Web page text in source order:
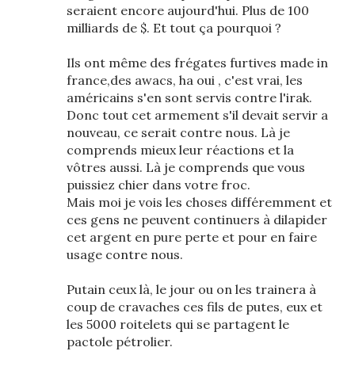
seraient encore aujourd'hui. Plus de 100
milliards de $. Et tout ça pourquoi ?
Ils ont même des frégates furtives made in
france,des awacs, ha oui , c'est vrai, les
américains s'en sont servis contre l'irak.
Donc tout cet armement s'il devait servir a
nouveau, ce serait contre nous. Là je
comprends mieux leur réactions et la
vôtres aussi. Là je comprends que vous
puissiez chier dans votre froc.
Mais moi je vois les choses différemment et
ces gens ne peuvent continuers à dilapider
cet argent en pure perte et pour en faire
usage contre nous.
Putain ceux là, le jour ou on les trainera à
coup de cravaches ces fils de putes, eux et
les 5000 roitelets qui se partagent le
pactole pétrolier.